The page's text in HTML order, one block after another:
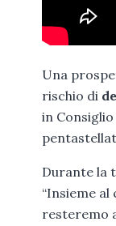
Una
rischio di
in
Durante la
“Insieme al
resteremo